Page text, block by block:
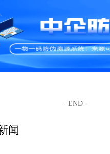
- END -
闻